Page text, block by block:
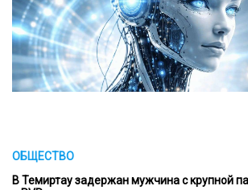
ОБЩЕСТВО
В Темиртау задержан мужчина с крупной